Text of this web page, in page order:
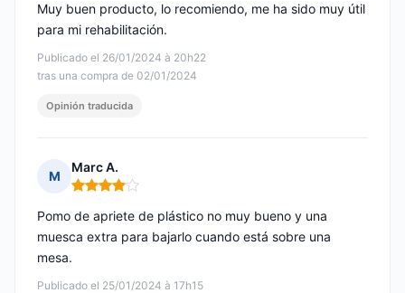
Publicado el 26/01/2024 à 20h22
tras una compra de 02/01/2024
Muy buen producto, lo recomiendo, me ha sido muy útil
para mi rehabilitación.
Opinión traducida
M
Marc A.
Nota: 4 de 5
Publicado el 25/01/2024 à 17h15
Pomo de apriete de plástico no muy bueno y una
muesca extra para bajarlo cuando está sobre una
mesa.